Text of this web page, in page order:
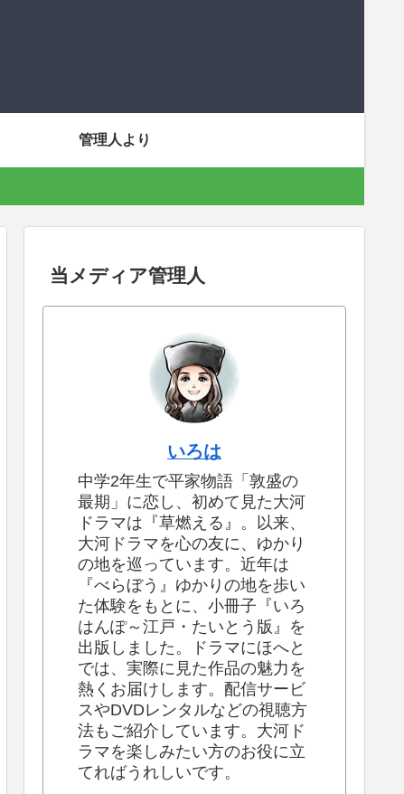
管理人より
当メディア管理人
いろは
中学2年生で平家物語「敦盛の
最期」に恋し、初めて見た大河
ドラマは『草燃える』。以来、
大河ドラマを心の友に、ゆかり
の地を巡っています。近年は
『べらぼう』ゆかりの地を歩い
た体験をもとに、小冊子『いろ
はんぽ～江戸・たいとう版』を
出版しました。ドラマにほへと
では、実際に見た作品の魅力を
熱くお届けします。配信サービ
スやDVDレンタルなどの視聴方
法もご紹介しています。大河ド
ラマを楽しみたい方のお役に立
てればうれしいです。